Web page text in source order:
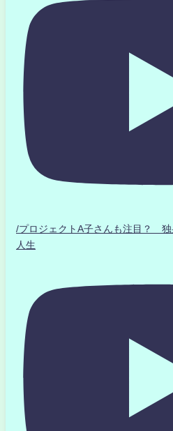
/プロジェクトA子さんも注目？ 独
人生